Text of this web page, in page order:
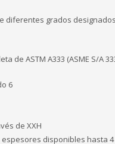
grados designados
de ASTM A333 (ASME S/A
6
de XXH
disponibles hasta